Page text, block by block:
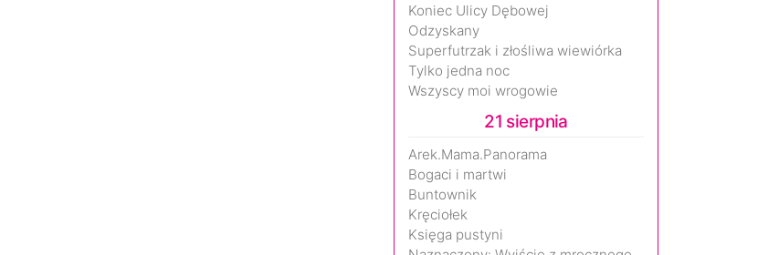
Koniec Ulicy Dębowej
Odzyskany
Superfutrzak i złośliwa wiewiórka
Tylko jedna noc
Wszyscy moi wrogowie
21 sierpnia
Arek.Mama.Panorama
Bogaci i martwi
Buntownik
Kręciołek
Księga pustyni